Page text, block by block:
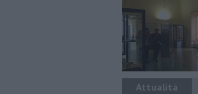
Attualità